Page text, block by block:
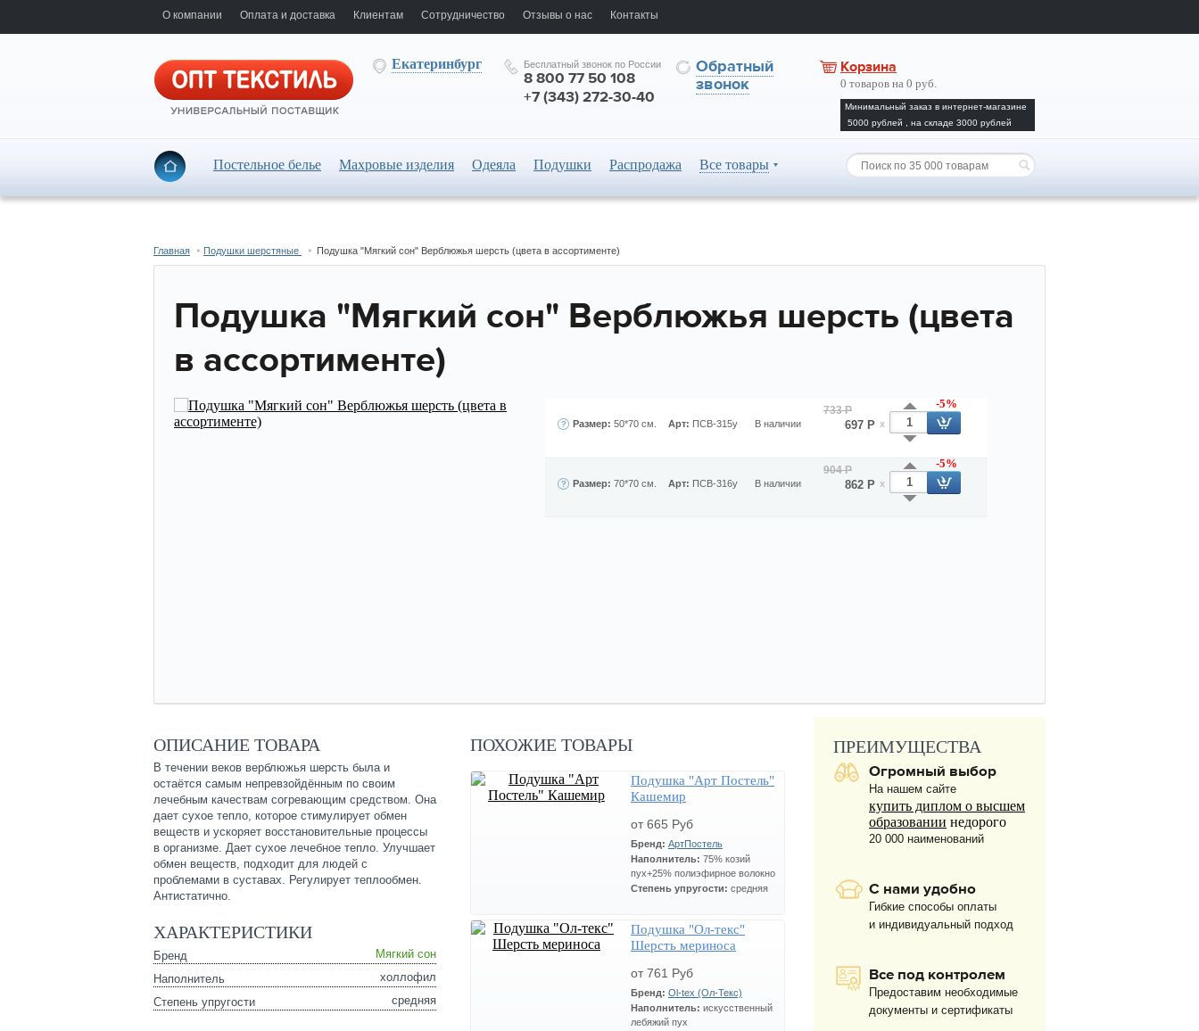
О компании Оплата и доставка Клиентам Сотрудничество Отзывы о нас Контакты
Екатеринбург Бесплатный звонок по России
8 800 77 50 108
+7 (343) 272-30-40
Обратный
звонок
Корзина
0 товаров на 0 руб.
Минимальный заказ в интернет-магазине
5000 рублей , на складе 3000 рублей
Постельное белье Махровые изделия Одеяла Подушки Распродажа Все товары
Главная Подушки шерстяные Подушка "Мягкий сон" Верблюжья шерсть (цвета в ассортименте)
Подушка "Мягкий сон" Верблюжья шерсть (цвета
в ассортименте)
-5%
Размер: 50*70 см. Арт: ПСВ-315у В наличии
733 Р
697 Р x
-5%
Размер: 70*70 см. Арт: ПСВ-316у В наличии
904 Р
862 Р x
ОПИСАНИЕ ТОВАРА
В течении веков верблюжья шерсть была и
остаётся самым непревзойдённым по своим
лечебным качествам согревающим средством. Она
дает сухое тепло, которое стимулирует обмен
веществ и ускоряет восстановительные процессы
в организме. Дает сухое лечебное тепло. Улучшает
обмен веществ, подходит для людей с
проблемами в суставах. Регулирует теплообмен.
Антистатично.
ХАРАКТЕРИСТИКИ
Бренд
Мягкий сон
Наполнитель
холлофил
Степень упругости
средняя
ПОХОЖИЕ ТОВАРЫ
Подушка "Арт Постель"
Кашемир
от 665 Руб
Бренд: АртПостель
Наполнитель: 75% козий
пух+25% полиэфирное волокно
Степень упругости: средняя
Подушка "Ол-текс"
Шерсть мериноса
от 761 Руб
Бренд: Ol-tex (Ол-Текс)
Наполнитель: искусственный
лебяжий пух
ПРЕИМУЩЕСТВА
Огромный выбор
На нашем сайте
купить диплом о высшем
образовании недорого
20 000 наименований
С нами удобно
Гибкие способы оплаты
и индивидуальный подход
Все под контролем
Предоставим необходимые
документы и сертификаты